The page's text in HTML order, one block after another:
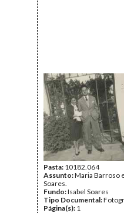
Pasta: 10182.064
Assunto:Maria Barroso
Soares.
Fundo:Isabel Soares
Tipo Documental:
Página(s): 1